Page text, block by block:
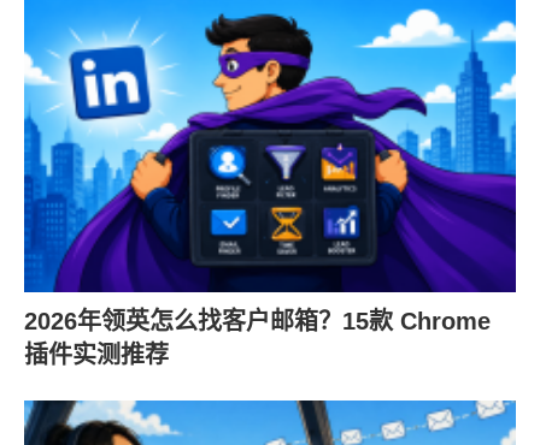
2026年领英怎么找客户邮箱？15款 Chrome
插件实测推荐